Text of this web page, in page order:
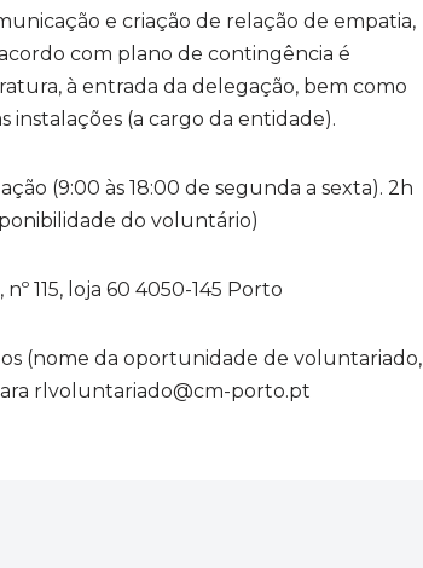
e criação de relação de empatia,
com plano de contingência é
à entrada da delegação, bem como
instalações (a cargo da entidade).
(9:00 às 18:00 de segunda a sexta). 2h
do voluntário)
115, loja 60 4050-145 Porto
(nome da oportunidade de voluntariado,
rlvoluntariado@cm-porto.pt